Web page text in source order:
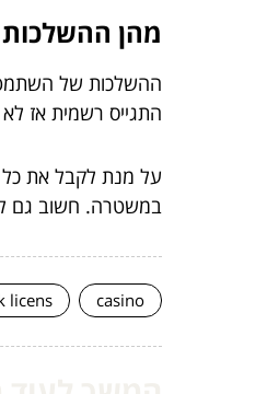
מהן
ההשלכות של
התגייס רשמית אז
על מנת לקבל את כל
במשטרה. חשוב גם
casino
licens